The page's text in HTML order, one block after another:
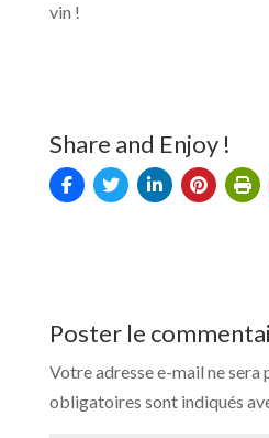
vin !
Share and Enjoy !
Poster le
Votre adresse e-mail ne sera
obligatoires sont indiqués